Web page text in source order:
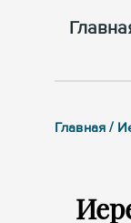
Главная /